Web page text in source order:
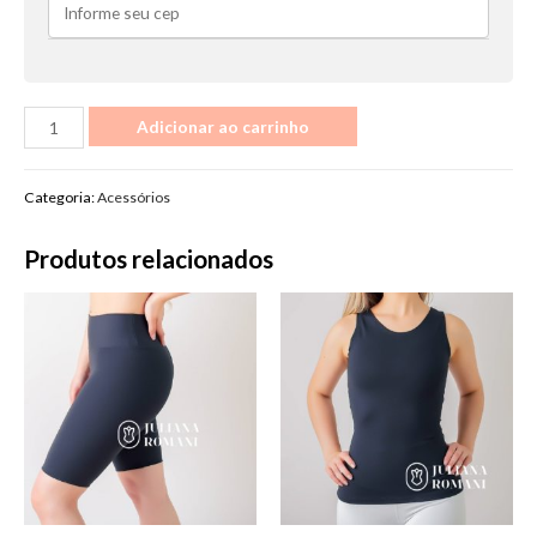
Cinta
Abdominal
Adicionar ao carrinho
Categoria:Acessórios
Produtos relacionados